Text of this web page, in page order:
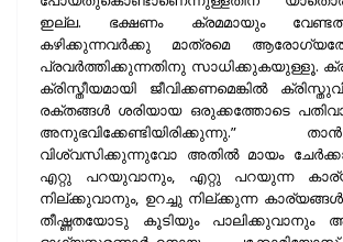
ഇല്ല. ഭക്ഷണം ക്രമമായും
കഴിക്കുന്നവര്‍ക്കു മാത്രമെ
പ്രവര്‍ത്തിക്കുന്നതിനു സാധിക്കുകയുള്ളൂ.
ക്രിസ്തീയമായി ജീവിക്കണമെങ്കില്‍
രക്തങ്ങള്‍ ശരിയായ ഒരുക്കത്തോടെ
വിശ്വസിക്കുന്നുവോ അതില്‍ മായം
എറ്റു പറയുവാനും, എറ്റു പറയുന്ന
നില്ക്കുവാനും, ഉറച്ചു നില്ക്കുന്ന
തീഷ്ണതയോടു കൂടിയും പാലിക്കുവാനും